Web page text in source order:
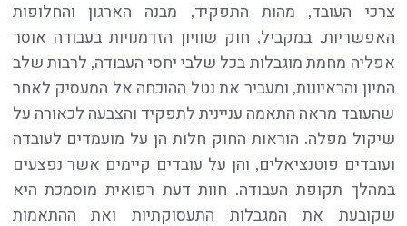
צרכי העובד, מהות התפקיד, מבנה הארגון והחלופות
האפשריות. במקביל, חוק שוויון הזדמנויות בעבודה אוסר
אפליה מחמת מוגבלות בכל שלבי יחסי העבודה, לרבות שלב
המיון והראיונות, ומעביר את נטל ההוכחה אל המעסיק לאחר
שהעובד מראה התאמה עניינית לתפקיד והצבעה לכאורה על
שיקול מפלה. הוראות החוק חלות הן על מועמדים לעובדה
ועובדים פוטנציאלים, והן על עובדים קיימים אשר נפצעים
במהלך תקופת העבודה. חוות דעת רפואית מוסמכת היא
שקובעת את המגבלות התעסוקתיות ואת ההתאמות